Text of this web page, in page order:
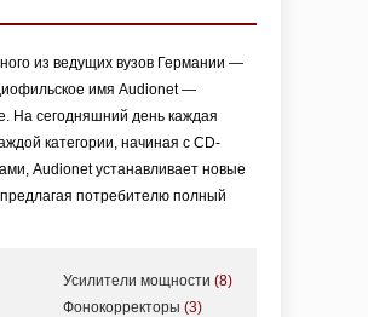
из ведущих вузов Германии —
имя Audionet —
На сегодняшний день каждая
категории, начиная с CD-
Audionet устанавливает новые
потребителю полный
Усилители мощности(8)
Фонокорректоры(3)